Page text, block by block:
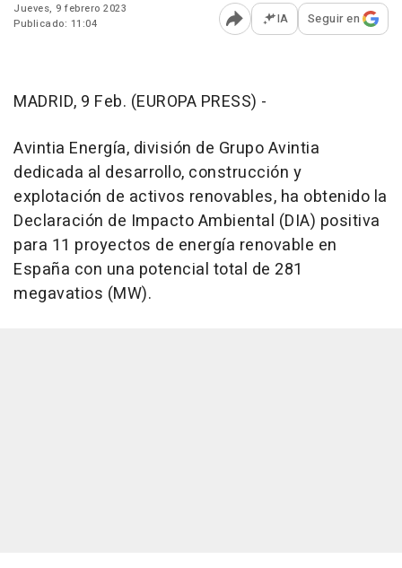
Jueves, 9 febrero 2023
Publicado: 11:04
Abrir opciones para
IA Seguir en
MADRID, 9 Feb. (EUROPA PRESS) -
Avintia Energía, división de Grupo Avintia
dedicada al desarrollo, construcción y
explotación de activos renovables, ha obtenido la
Declaración de Impacto Ambiental (DIA) positiva
para 11 proyectos de energía renovable en
España con una potencial total de 281
megavatios (MW).